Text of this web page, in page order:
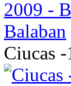
Ciucas